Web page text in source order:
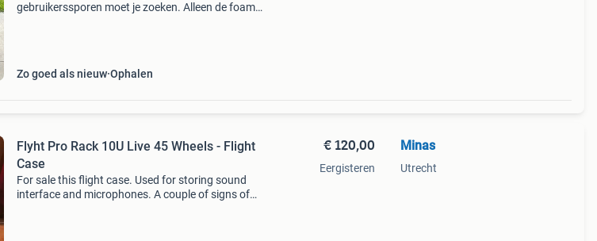
gebruikerssporen moet je zoeken. Alleen de foam
Zo goed als nieuw Ophalen
Flyht Pro Rack 10U Live 45 Wheels - Flight
Case
For sale this flight case. Used for storing sound
interface and microphones. A couple of signs of
€ 120,00
Eergisteren
Minas
Utrecht